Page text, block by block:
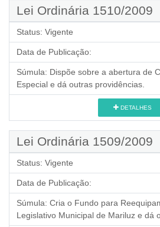
Lei Ordinária 1510/2009
Status: Vigente
Data de Publicação:
Súmula: Dispõe sobre a abertura de
Especial e dá outras providências.
DETALHES
Lei Ordinária 1509/2009
Status: Vigente
Data de Publicação:
Súmula: Cria o Fundo para
Legislativo Municipal de Mariluz e dá